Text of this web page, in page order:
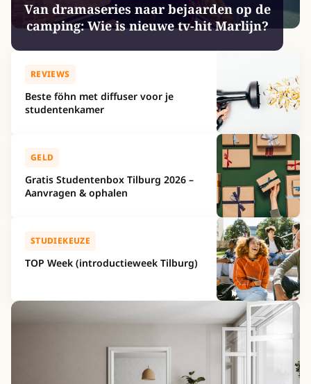
Van dramaseries naar bejaarden op de
camping: Wie is nieuwe tv-hit Marlijn?
REVIEWS
Beste föhn met diffuser voor je
studentenkamer
GELD
Gratis Studentenbox Tilburg 2026 –
Aanvragen & ophalen
STUDIEKEUZE
TOP Week (introductieweek Tilburg)